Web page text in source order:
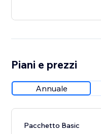
Piani e prezzi
Annuale
Pacchetto Basic